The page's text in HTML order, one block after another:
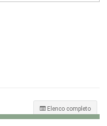
Elenco completo